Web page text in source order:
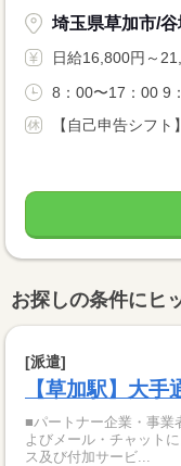
埼玉県草加市/谷
日給16,800円～
8：00〜17：00 9
【自己申告シフト
お探しの条件にヒ
[派遣]
【草加駅】大
■パートナー企業・事業
よびメール・チャット
ス及び付加サービ...